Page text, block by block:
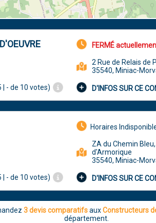
FERMÉ
2 Rue de Relais de
35540, Miniac-
- de 10 votes) D'INFOS SUR CE
Horaires
ZA du Chemin
d'Armorique
35540, Miniac-
- de 10 votes) D'INFOS SUR CE
3 devis comparatifsauxConstructeurs
département.